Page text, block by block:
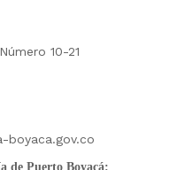
10-21
boyaca.gov.co
de Puerto Boyacá: